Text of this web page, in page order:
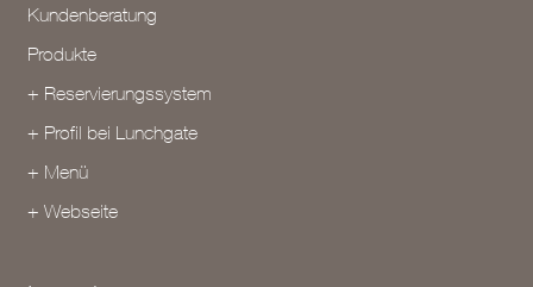
Kundenberatung
Produkte
+ Reservierungssystem
+ Profil bei Lunchgate
+ Menü
+ Webseite